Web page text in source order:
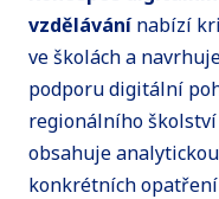
vzdělávánínabízí
ve školách a
podporu digitální
regionálního školství
obsahuje
konkrétních